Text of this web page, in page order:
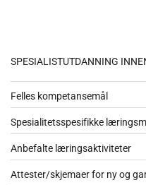
SPESIALISTUTDANNING
Felles kompetansemål
Spesialitetsspesifikke
Anbefalte læringsaktiviteter
Attester/skjemaer for ny og